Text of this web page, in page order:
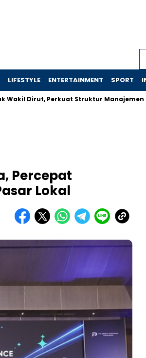
LIFESTYLE ENTERTAINMENT SPORT
Perkuat Struktur Manajemen Bank
Percepat
Lokal